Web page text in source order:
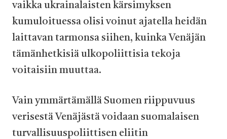
vaikka ukrainalaisten kärsimyksen
kumuloituessa olisi voinut ajatella heidän
laittavan tarmonsa siihen, kuinka Venäjän
tämänhetkisiä ulkopoliittisia tekoja
voitaisiin muuttaa.
Vain ymmärtämällä Suomen riippuvuus
verisestä Venäjästä voidaan suomalaisen
turvallisuuspoliittisen eliitin